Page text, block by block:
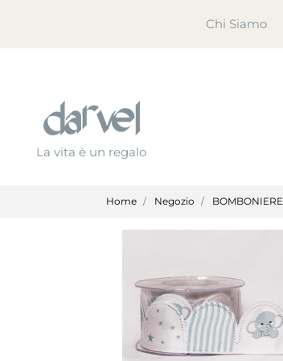
Chi Siamo
La vita è un regalo
Home Negozio BOMBONIERE